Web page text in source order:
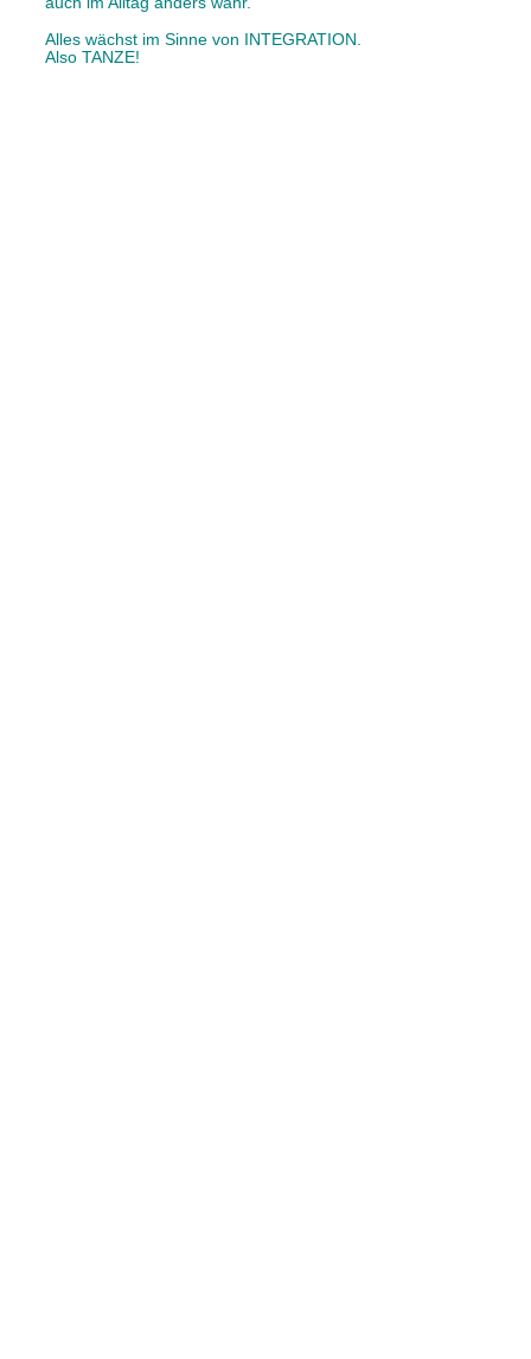
Alles wächst im Sinne von INTEGRATION.
Also TANZE!